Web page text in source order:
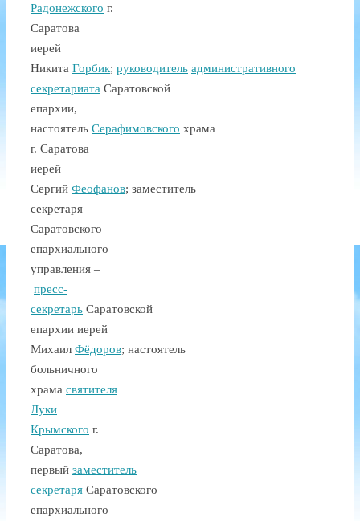
Радонежского г.
Саратова
иерей
Никита Горбик; руководитель административного
секретариата Саратовской
епархии,
настоятель Серафимовского храма
г. Саратова
иерей
Сергий Феофанов; заместитель
секретаря
Саратовского
епархиального
управления –
пресс-
секретарь Саратовской
епархии иерей
Михаил Фёдоров; настоятель
больничного
храма святителя
Луки
Крымского г.
Саратова,
первый заместитель
секретаря Саратовского
епархиального